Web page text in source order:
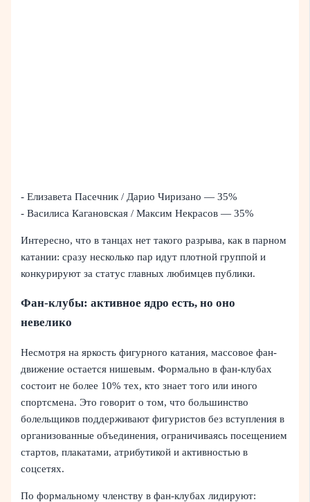
- Елизавета Пасечник / Дарио Чиризано — 35%
- Василиса Кагановская / Максим Некрасов — 35%
Интересно, что в танцах нет такого разрыва, как в парном
катании: сразу несколько пар идут плотной группой и
конкурируют за статус главных любимцев публики.
Фан-клубы: активное ядро есть, но оно
невелико
Несмотря на яркость фигурного катания, массовое фан-
движение остается нишевым. Формально в фан-клубах
состоит не более 10% тех, кто знает того или иного
спортсмена. Это говорит о том, что большинство
болельщиков поддерживают фигуристов без вступления в
организованные объединения, ограничиваясь посещением
стартов, плакатами, атрибутикой и активностью в
соцсетях.
По формальному членству в фан-клубах лидируют: